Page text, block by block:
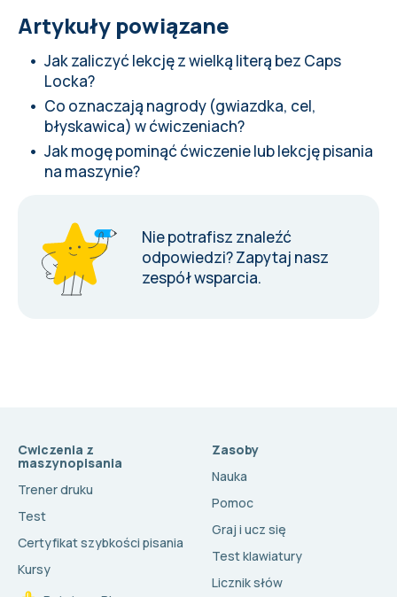
Artykuły powiązane
Jak zaliczyć lekcję z wielką literą bez Caps
Locka?
Co oznaczają nagrody (gwiazdka, cel,
błyskawica) w ćwiczeniach?
Jak mogę pominąć ćwiczenie lub lekcję pisania
na maszynie?
Nie potrafisz znaleźć
odpowiedzi?Zapytaj nasz
zespół wsparcia.
Cwiczenia z
maszynopisania
Trener druku
Test
Certyfikat szybkości pisania
Kursy
Zasoby
Nauka
Pomoc
Graj i ucz się
Test klawiatury
Licznik słów